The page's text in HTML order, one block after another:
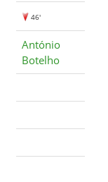
46'
António
Botelho